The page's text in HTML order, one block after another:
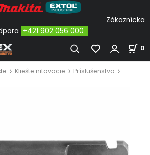
+421 902 056 000
0
Kliešte nitovacie Príslušenstvo